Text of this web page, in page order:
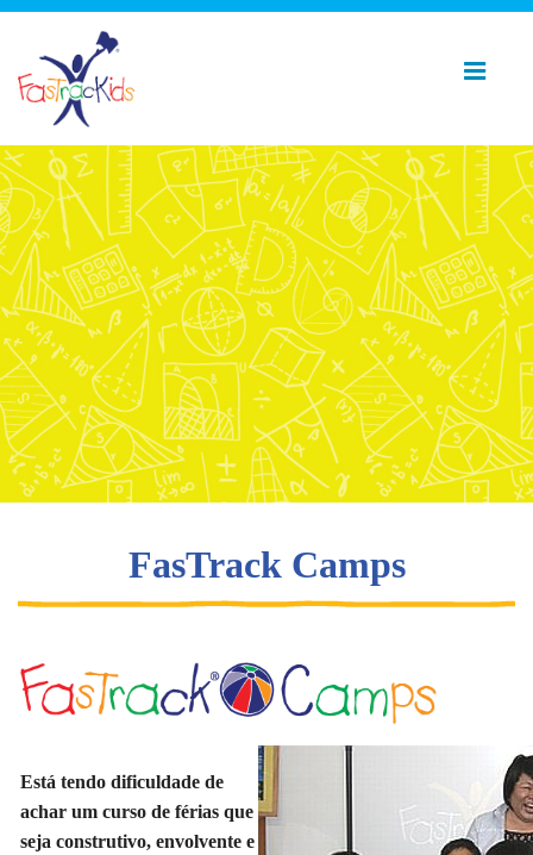
FasTrack Camps
Está tendo dificuldade de
achar um curso de férias que
seja construtivo, envolvente e